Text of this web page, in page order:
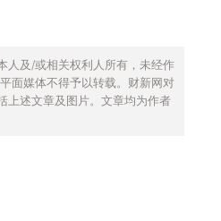
人及/或相关权利人所有，未经作
面媒体不得予以转载。财新网对
上述文章及图片。文章均为作者